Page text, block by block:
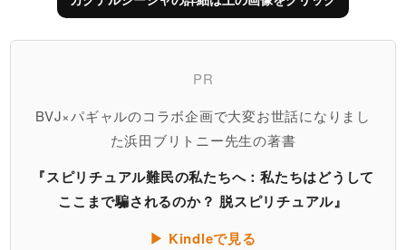
PR
BVJ×パギャルのコラボ企画で大変お世話になりまし
た浜田ブリトニー先生の著書
『スピリチュアル難民の私たちへ：私たちはどうして
ここまで騙されるのか？ 脱スピリチュアル』
▶ Kindleで見る